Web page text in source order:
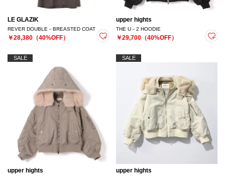
LE GLAZIK
REVER DOUBLE－BREASTED COAT
￥28,380（40%OFF）
upper hights
THE U－2 HOODIE
￥29,700（40%OFF）
SALE
upper hights
SALE
upper hights